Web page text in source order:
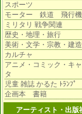
スポーツ
モーター 鉄道 飛行機
ミリタリ 戦争関連
歴史・地理・旅行
美術・文学・宗教・建
カルチャ
アニメ・コミック・キ
タ
児童 雑誌 かるた ﾄﾗﾝﾌﾟ
企画本 書籍
アーティスト・出版